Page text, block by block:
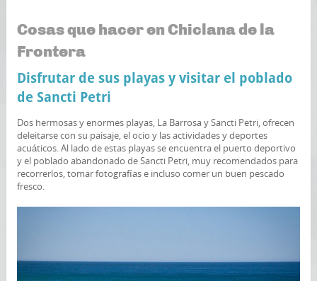
Cosas que hacer en Chiclana de la
Frontera
Disfrutar de sus playas y visitar el poblado
de Sancti Petri
Dos hermosas y enormes playas, La Barrosa y Sancti Petri, ofrecen
deleitarse con su paisaje, el ocio y las actividades y deportes
acuáticos. Al lado de estas playas se encuentra el puerto deportivo
y el poblado abandonado de Sancti Petri, muy recomendados para
recorrerlos, tomar fotografías e incluso comer un buen pescado
fresco.